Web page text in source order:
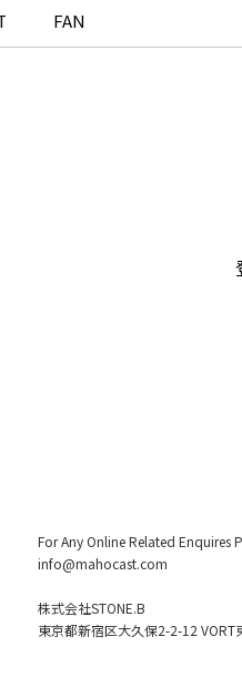
FAN
For Any Online Related Enquires
info@mahocast.com
株式会社STONE.B
東京都新宿区大久保2-2-12 VORT